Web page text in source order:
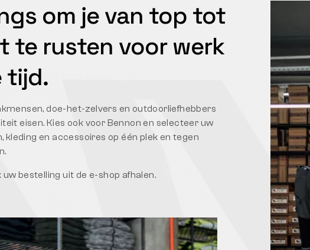
om je van top tot
te rusten voor werk
tijd.
doe-het-zelvers en outdoorliefhebbers
eisen. Kies ook voor Bennon en selecteer uw
kleding en accessoires op één plek en tegen
uw bestelling uit de e-shop afhalen.